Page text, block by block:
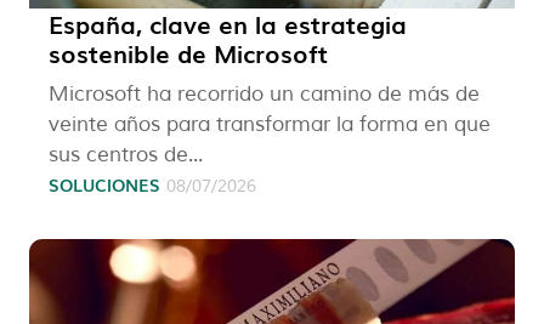
España, clave en la estrategia
sostenible de Microsoft
Microsoft ha recorrido un camino de más de
veinte años para transformar la forma en que
sus centros de...
SOLUCIONES 08/07/2026